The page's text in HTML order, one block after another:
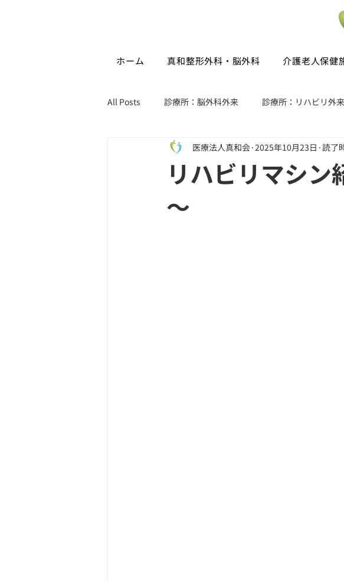
ホーム 真和整形外科・脳外科 介護老人保健
All Posts 診療所：脳外科外来 診療所：リハビリ外来
プレシオ：活動報告 プレシオ：お知らせ プ
リハビリマシ
～
医療法人真和会 2025年10月23日 読了